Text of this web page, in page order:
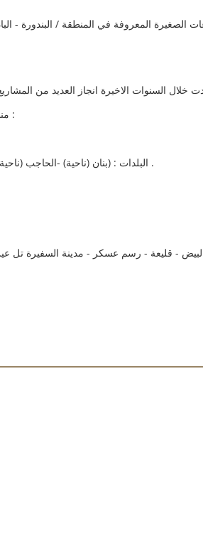
منطقة السفيرة مؤلفة من وحدات ادارية (مدن - بلدات - بلديات) على الشكل التالي :
البلدات : (بنان (ناحية) -الحاجب (ناحية) - خناصر (ناحية) تل حاصل - رسم النفل - ابو جرين - فجدان - عقربة - تل عابور) .
- قليعة - رسم عسكر - مدينة السفيرة